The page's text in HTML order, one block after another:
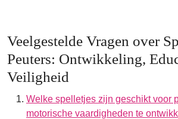
Veelgestelde Vragen over
Peuters: Ontwikkeling,
Veiligheid
Welke spelletjes zijn geschikt voor
motorische vaardigheden te